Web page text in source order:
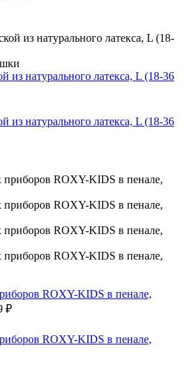
из натурального латекса, L (18-36
из натурального латекса, L (18-36
ROXY-KIDS в пенале,
₽
ROXY-KIDS в пенале,